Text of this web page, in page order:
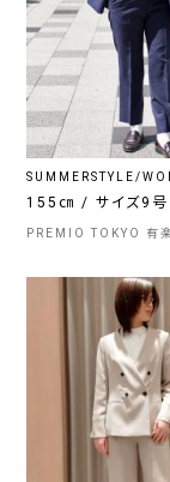
SUMMERSTYLE/
155㎝ / サイズ9号
PREMIO TOKYO 有